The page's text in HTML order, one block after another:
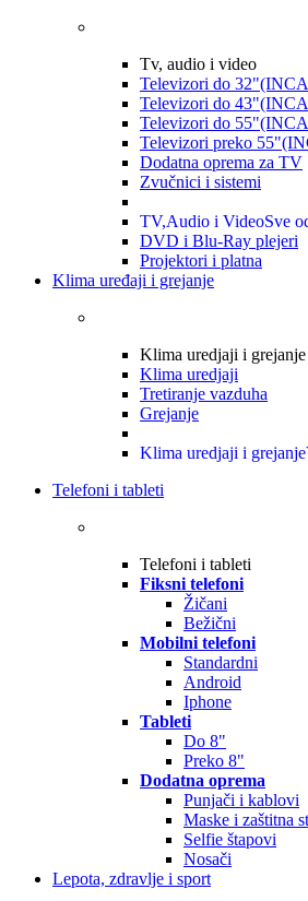
Tv, audio i video
Televizori do
Televizori do
Televizori do
Televizori preko
Dodatna oprema za TV
Zvučnici i sistemi
TV,Audio i VideoSve
DVD i Blu-Ray plejeri
Projektori i platna
Klima uređaji i grejanje
Klima uredjaji i grejanje
Klima uredjaji
Tretiranje vazduha
Grejanje
Klima uredjaji i grejanje
Telefoni i tableti
Telefoni i tableti
Fiksni telefoni
Žičani
Bežični
Mobilni telefoni
Standardni
Android
Iphone
Tableti
Do 8"
Preko 8"
Dodatna oprema
Punjači i kablovi
Maske i zaštitna
Selfie štapovi
Nosači
Lepota, zdravlje i sport